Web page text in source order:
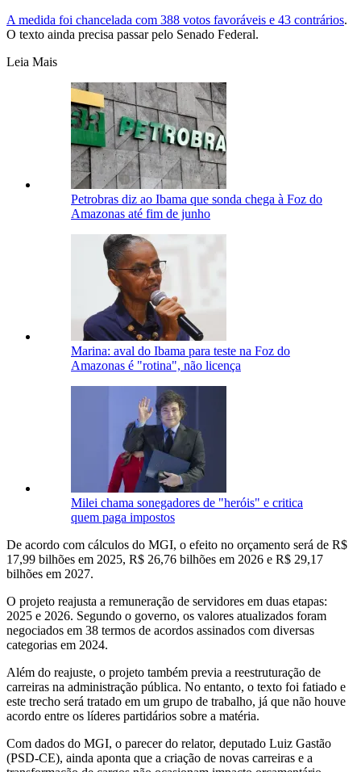
A medida foi chancelada com 388 votos favoráveis e 43 contrários.
O texto ainda precisa passar pelo Senado Federal.
Leia Mais
Petrobras diz ao Ibama que sonda chega à Foz do
Amazonas até fim de junho
Marina: aval do Ibama para teste na Foz do
Amazonas é "rotina", não licença
Milei chama sonegadores de "heróis" e critica
quem paga impostos
De acordo com cálculos do MGI, o efeito no orçamento será de R$
17,99 bilhões em 2025, R$ 26,76 bilhões em 2026 e R$ 29,17
bilhões em 2027.
O projeto reajusta a remuneração de servidores em duas etapas:
2025 e 2026. Segundo o governo, os valores atualizados foram
negociados em 38 termos de acordos assinados com diversas
categorias em 2024.
Além do reajuste, o projeto também previa a reestruturação de
carreiras na administração pública. No entanto, o texto foi fatiado e
este trecho será tratado em um grupo de trabalho, já que não houve
acordo entre os líderes partidários sobre a matéria.
Com dados do MGI, o parecer do relator, deputado Luiz Gastão
(PSD-CE), ainda aponta que a criação de novas carreiras e a